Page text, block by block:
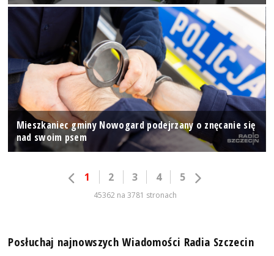
Mieszkaniec gminy Nowogard podejrzany o znęcanie się
nad swoim psem
1 2 3 4 5
45362 na 3781 stronach
Posłuchaj najnowszych Wiadomości Radia Szczecin